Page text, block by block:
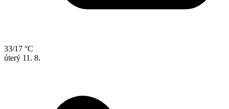
33/17 °C
úterý 11. 8.